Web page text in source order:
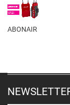
ABONAIR